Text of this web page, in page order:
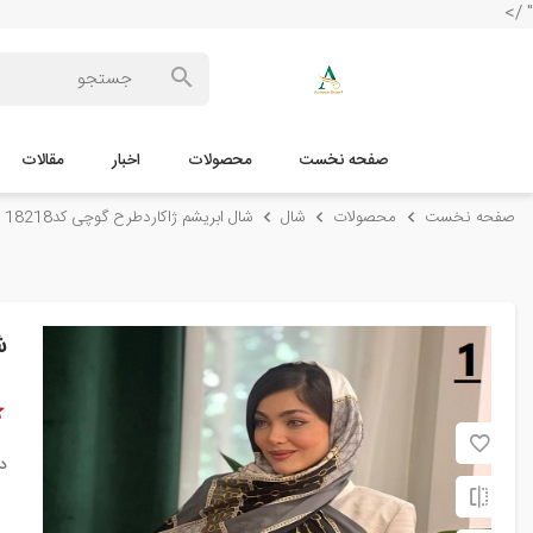
" />
صفحه نخست محصولات اخبار مقالات
صفحه نخست محصولات شال شال ابریشم ژاکاردطرح گوچی کد18218